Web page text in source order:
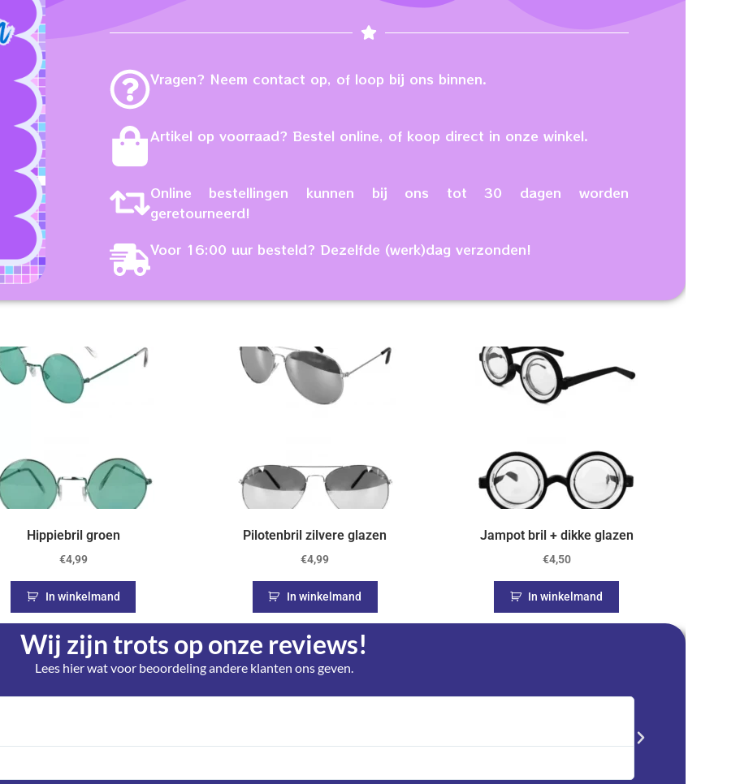
Vragen? Neem contact op, of loop bij ons binnen.
Artikel op voorraad? Bestel online, of koop direct in onze winkel.
Online bestellingen kunnen bij ons tot 30 dagen worden
geretourneerd!
Voor 16:00 uur besteld? Dezelfde (werk)dag verzonden!
Hippiebril groen
€4,99
In winkelmand
Pilotenbril zilvere glazen
€4,99
In winkelmand
Jampot bril + dikke glazen
€4,50
In winkelmand
Wij zijn trots op onze reviews!
Lees hier wat voor beoordeling andere klanten ons geven.
Trustpilot